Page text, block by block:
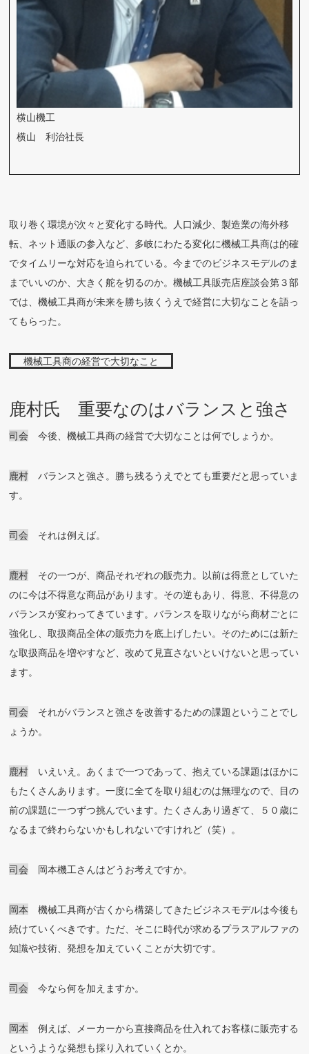
横山機工
横山 利治社長
取り巻く環境が次々と変化する時代。人口減少、製造業の海外移
転、ネット通販の参入など、多岐にわたる変化に機械工具商は的確
でタイムリーな対応を迫られている。今までのビジネスモデルのま
までいいのか、大きく舵を切るのか。機械工具販売店座談会第３部
では、機械工具商が未来を勝ち抜くうえで経営に大切なことを語っ
てもらった。
機械工具商の経営で大切なこと
鹿村氏 重要なのはバランスと強さ
司会 今後、機械工具商の経営で大切なことは何でしょうか。
鹿村 バランスと強さ。勝ち残るうえでとても重要だと思っていま
す。
司会 それは例えば。
鹿村 その一つが、商品それぞれの販売力。以前は得意としていた
のに今は不得意な商品があります。その逆もあり、得意、不得意の
バランスが変わってきています。バランスを取りながら商材ごとに
強化し、取扱商品全体の販売力を底上げしたい。そのためには新た
な取扱商品を増やすなど、改めて見直さないといけないと思ってい
ます。
司会 それがバランスと強さを改善するための課題ということでし
ょうか。
鹿村 いえいえ。あくまで一つであって、抱えている課題はほかに
もたくさんあります。一度に全てを取り組むのは無理なので、目の
前の課題に一つずつ挑んでいます。たくさんあり過ぎて、５０歳に
なるまで終わらないかもしれないですけれど（笑）。
司会 岡本機工さんはどうお考えですか。
岡本 機械工具商が古くから構築してきたビジネスモデルは今後も
続けていくべきです。ただ、そこに時代が求めるプラスアルファの
知識や技術、発想を加えていくことが大切です。
司会 今なら何を加えますか。
岡本 例えば、メーカーから直接商品を仕入れてお客様に販売する
というような発想も採り入れていくとか。